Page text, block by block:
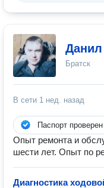
Братск
В сети 1 нед. назад
Паспорт проверен
Опыт ремонта и
шести лет. Опыт по
Диагностика